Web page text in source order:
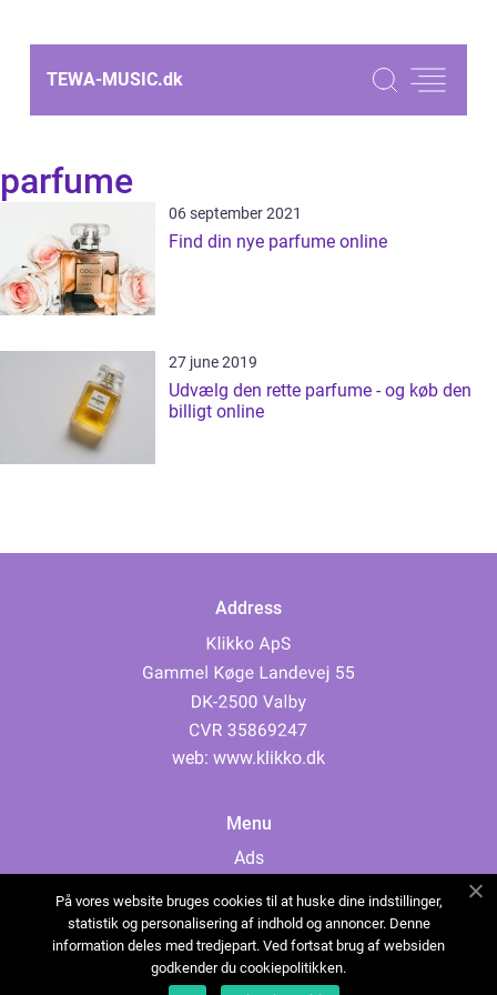
TEWA-MUSIC.dk
parfume
06 september 2021
Find din nye parfume online
27 june 2019
Udvælg den rette parfume - og køb den
billigt online
Address
web: www.klikko.dk
Menu
Ads
Cookies
Contact
Sitemap
På vores website bruges cookies til at huske dine indstillinger,
statistik og personalisering af indhold og annoncer. Denne
information deles med tredjepart. Ved fortsat brug af websiden
godkender du cookiepolitikken.